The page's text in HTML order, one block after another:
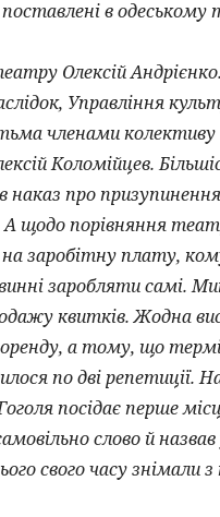
в одеському
Олексій
Управління
членами
Коломійцев.
про
А щодо порівняння
заробітну плату,
заробляти самі.
квитків. Жодна
а тому, що
по дві репетиції.
посідає перше
слово й
свого часу знімали